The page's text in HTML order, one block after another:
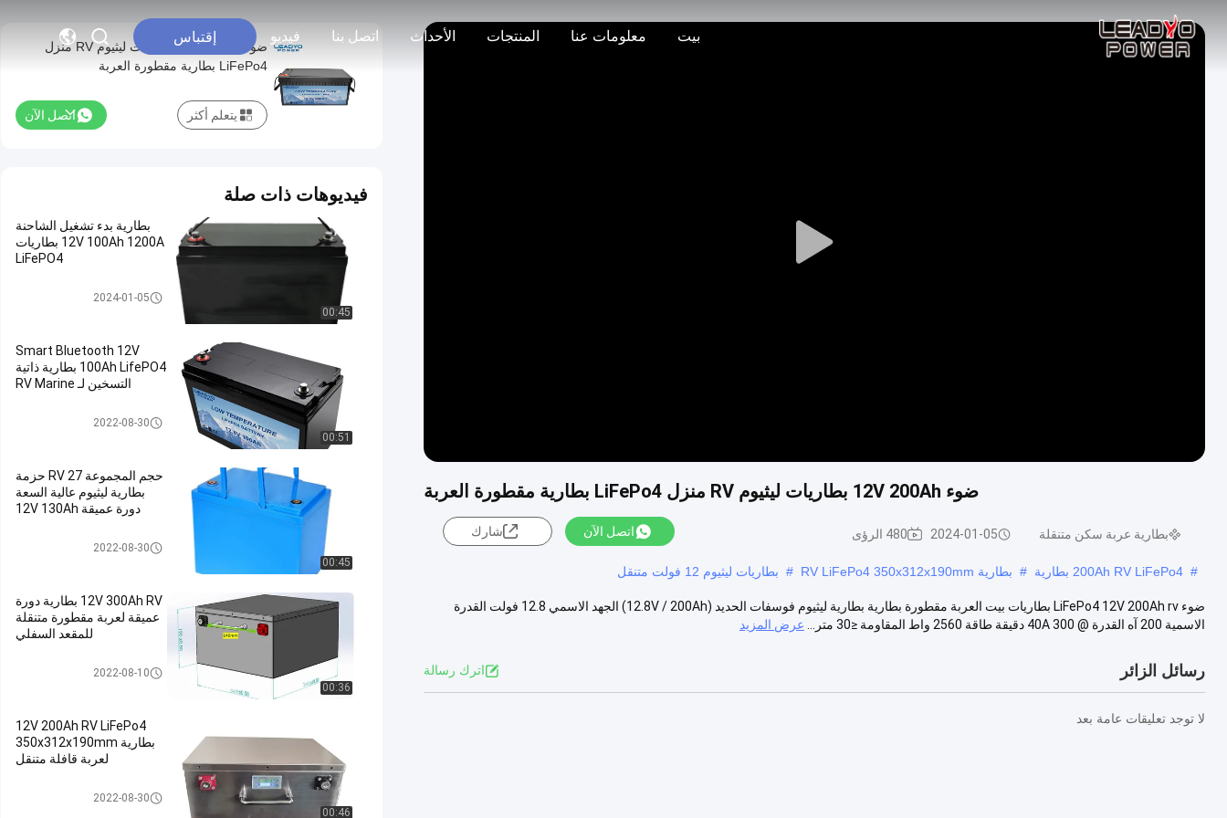
بيت معلومات عنا المنتجات الأحداث اتصل بنا فيديو إقتباس
Play
ضوء 12V 200Ah بطاريات ليثيوم RV منزل LiFePo4 بطارية مقطورة العربة
بطارية عربة سكن متنقلة 2024-01-05 480 الرؤى اتصل الآن شارك
# 200Ah RV LiFePo4 بطارية # بطارية RV LiFePo4 350x312x190mm # بطاريات ليثيوم 12 فولت متنقل
ضوء LiFePo4 12V 200Ah rv بطاريات بيت العربة مقطورة بطارية بطارية ليثيوم فوسفات الحديد (12.8V / 200Ah) الجهد الاسمي 12.8 فولت القدرة
الاسمية 200 آه القدرة @ 40A 300 دقيقة طاقة 2560 واط المقاومة ≤30 متر...
عرض المزيد
رسائل الزائر اترك رسالة
لا توجد تعليقات عامة بعد
ضوء 12V 200Ah بطاريات ليثيوم RV منزل
LiFePo4 بطارية مقطورة العربة
اتصل الآن يتعلم أكثر
فيديوهات ذات صلة
00:45
بطارية بدء تشغيل الشاحنة
12V 100Ah 1200A بطاريات
LiFePO4
استبدال بطارية السيارات
2024-01-05
00:51
Smart Bluetooth 12V
100Ah LifePO4 بطارية ذاتية
التسخين لـ RV Marine
بطارية عربة سكن متنقلة
2022-08-30
00:45
حجم المجموعة 27 RV حزمة
بطارية ليثيوم عالية السعة
دورة عميقة 12V 130Ah
بطارية عربة سكن متنقلة
2022-08-30
00:36
12V 300Ah RV بطارية دورة
عميقة لعربة مقطورة متنقلة
للمقعد السفلي
بطارية عربة سكن متنقلة
2022-08-10
00:46
12V 200Ah RV LiFePo4
بطارية 350x312x190mm
لعربة قافلة متنقل
بطارية عربة سكن متنقلة
2022-08-30